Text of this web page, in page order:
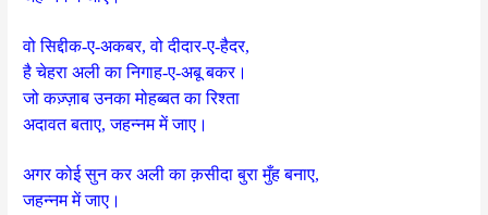
वो सिद्दीक-ए-अकबर, वो दीदार-ए-हैदर,
है चेहरा अली का निगाह-ए-अबू बकर।
जो कज़्ज़ाब उनका मोहब्बत का रिश्ता
अदावत बताए, जहन्नम में जाए।
अगर कोई सुन कर अली का क़सीदा बुरा मुँह बनाए,
जहन्नम में जाए।